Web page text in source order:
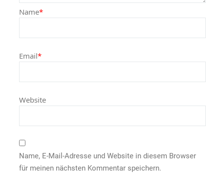
Name*
Email*
Website
Name, E-Mail-Adresse und Website in diesem Browser
für meinen nächsten Kommentar speichern.